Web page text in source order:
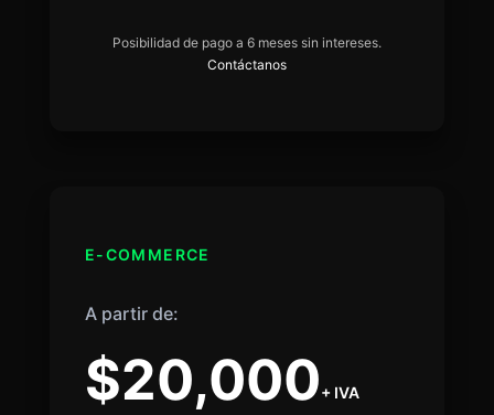
Posibilidad de pago a 6 meses sin intereses.
Contáctanos
E-COMMERCE
A partir de:
$20,000+ IVA